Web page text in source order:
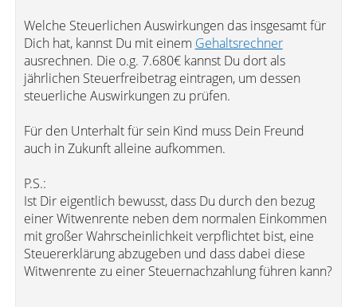
Welche Steuerlichen Auswirkungen das insgesamt für
Dich hat, kannst Du mit einem Gehaltsrechner
ausrechnen. Die o.g. 7.680€ kannst Du dort als
jährlichen Steuerfreibetrag eintragen, um dessen
steuerliche Auswirkungen zu prüfen.
Für den Unterhalt für sein Kind muss Dein Freund
auch in Zukunft alleine aufkommen.
P.S.:
Ist Dir eigentlich bewusst, dass Du durch den bezug
einer Witwenrente neben dem normalen Einkommen
mit großer Wahrscheinlichkeit verpflichtet bist, eine
Steuererklärung abzugeben und dass dabei diese
Witwenrente zu einer Steuernachzahlung führen kann?